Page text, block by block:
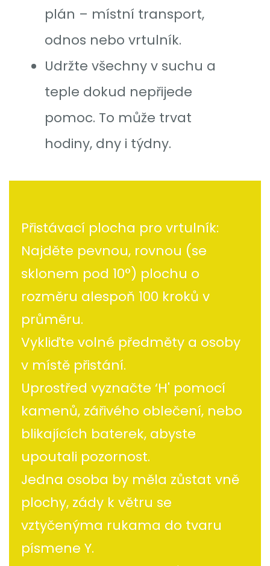
plán – místní transport,
odnos nebo vrtulník.
Udržte všechny v suchu a
teple dokud nepřijede
pomoc. To může trvat
hodiny, dny i týdny.
Přistávací plocha pro vrtulník:
Najděte pevnou, rovnou (se
sklonem pod 10°) plochu o
rozměru alespoň 100 kroků v
průměru.
Vykliďte volné předměty a osoby
v místě přistání.
Uprostřed vyznačte ‘H' pomocí
kamenů, zářivého oblečení, nebo
blikajících baterek, abyste
upoutali pozornost.
Jedna osoba by měla zůstat vně
plochy, zády k větru se
vztyčenýma rukama do tvaru
písmene Y.